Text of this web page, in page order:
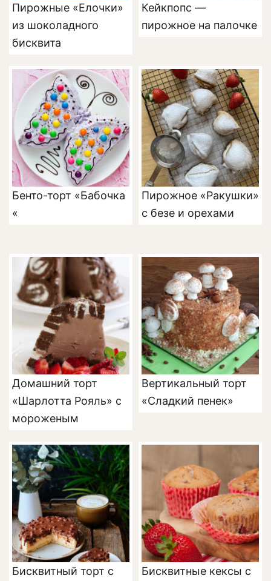
Пирожные «Елочки»
из шоколадного
бисквита
Кейкпопс —
пирожное на палочке
Бенто-торт «Бабочка
«
Пирожное «Ракушки»
с безе и орехами
Домашний торт
«Шарлотта Рояль» с
мороженым
Вертикальный торт
«Сладкий пенек»
Бисквитный торт с
Бисквитные кексы с